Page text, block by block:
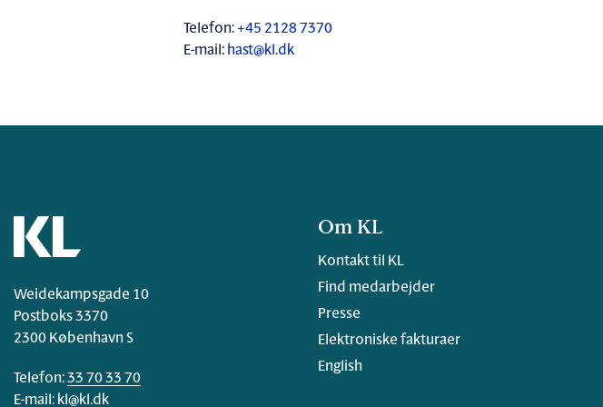
Telefon:+45 2128 7370
E-mail: hast@kl.dk
Weidekampsgade 10
Postboks 3370
2300 København S
Telefon:33 70 33 70
E-mail: kl@kl.dk
Om KL
Kontakt til KL
Find medarbejder
Presse
Elektroniske fakturaer
English